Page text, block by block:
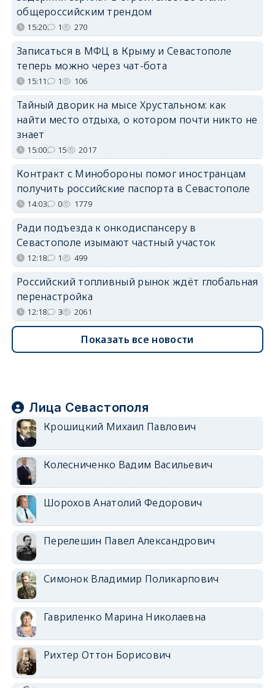
общероссийским трендом
15:20 1 270
Записаться в МФЦ в Крыму и Севастополе
теперь можно через чат-бота
15:11 1 106
Тайный дворик на мысе Хрустальном: как
найти место отдыха, о котором почти никто не
знает
15:00 15 2017
Контракт с Минобороны помог иностранцам
получить российские паспорта в Севастополе
14:03 0 1779
Ради подъезда к онкодиспансеру в
Севастополе изымают частный участок
12:18 1 499
Российский топливный рынок ждёт глобальная
перенастройка
12:18 3 2061
Показать все новости
Лица Севастополя
Крошицкий Михаил Павлович
Колесниченко Вадим Васильевич
Шорохов Анатолий Федорович
Перелешин Павел Александрович
Симонок Владимир Поликарпович
Гавриленко Марина Николаевна
Рихтер Оттон Борисович